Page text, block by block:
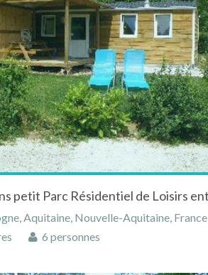
Aquitaine, Nouvelle-Aquitaine, France
6 personnes